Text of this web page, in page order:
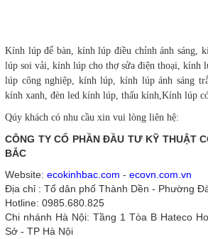
Kính lúp để bàn, kính lúp điều chỉnh ánh sáng,
lúp soi vải, kính lúp cho thợ sửa điện thoại, kính
lúp công nghiệp, kính lúp, kính lúp ánh sáng
kính xanh, đèn led kính lúp, thấu kính,Kính lúp
Qúy khách có nhu cầu xin vui lòng liên hệ:
CÔNG TY CỔ PHẦN ĐẦU TƯ KỸ THUẬT
BẮC
Website: ecokinhbac.com - ecovn.com.vn
Địa chỉ : Tổ dân phố Thành Dền - Phường
Hotline: 0985.680.825
Chi nhánh Hà Nội: Tầng 1 Tòa B Hateco
Sở - TP Hà Nội